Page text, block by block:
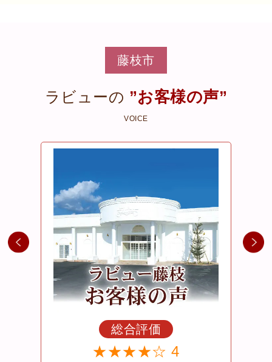
藤枝市
ラビューの ”お客様の声”
VOICE
総合評価
★★★★★ 5